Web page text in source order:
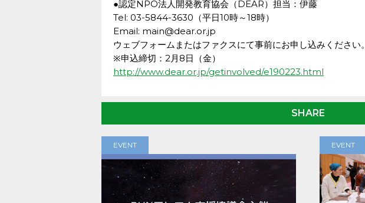
●認定NPO法人開発教育協会（DEAR）担当：伊藤
Tel: 03-5844-3630（平日10時～18時）
Email: main@dear.or.jp
ウェブフォームまたはファクスにて事前にお申し込みください。
※申込締切：2月8日（金）
http://www.dear.or.jp/getinvolved/e190223.html
SHARE
EVENT EVENT